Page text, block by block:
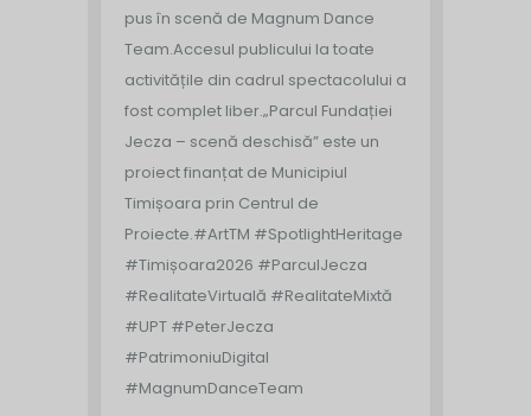
pus în scenă de Magnum Dance
Team.Accesul publicului la toate
activitățile din cadrul spectacolului a
fost complet liber.„Parcul Fundației
Jecza – scenă deschisă” este un
proiect finanțat de Municipiul
Timișoara prin Centrul de
Proiecte.#ArtTM #SpotlightHeritage
#Timișoara2026 #ParculJecza
#RealitateVirtuală #RealitateMixtă
#UPT #PeterJecza
#PatrimoniuDigital
#MagnumDanceTeam